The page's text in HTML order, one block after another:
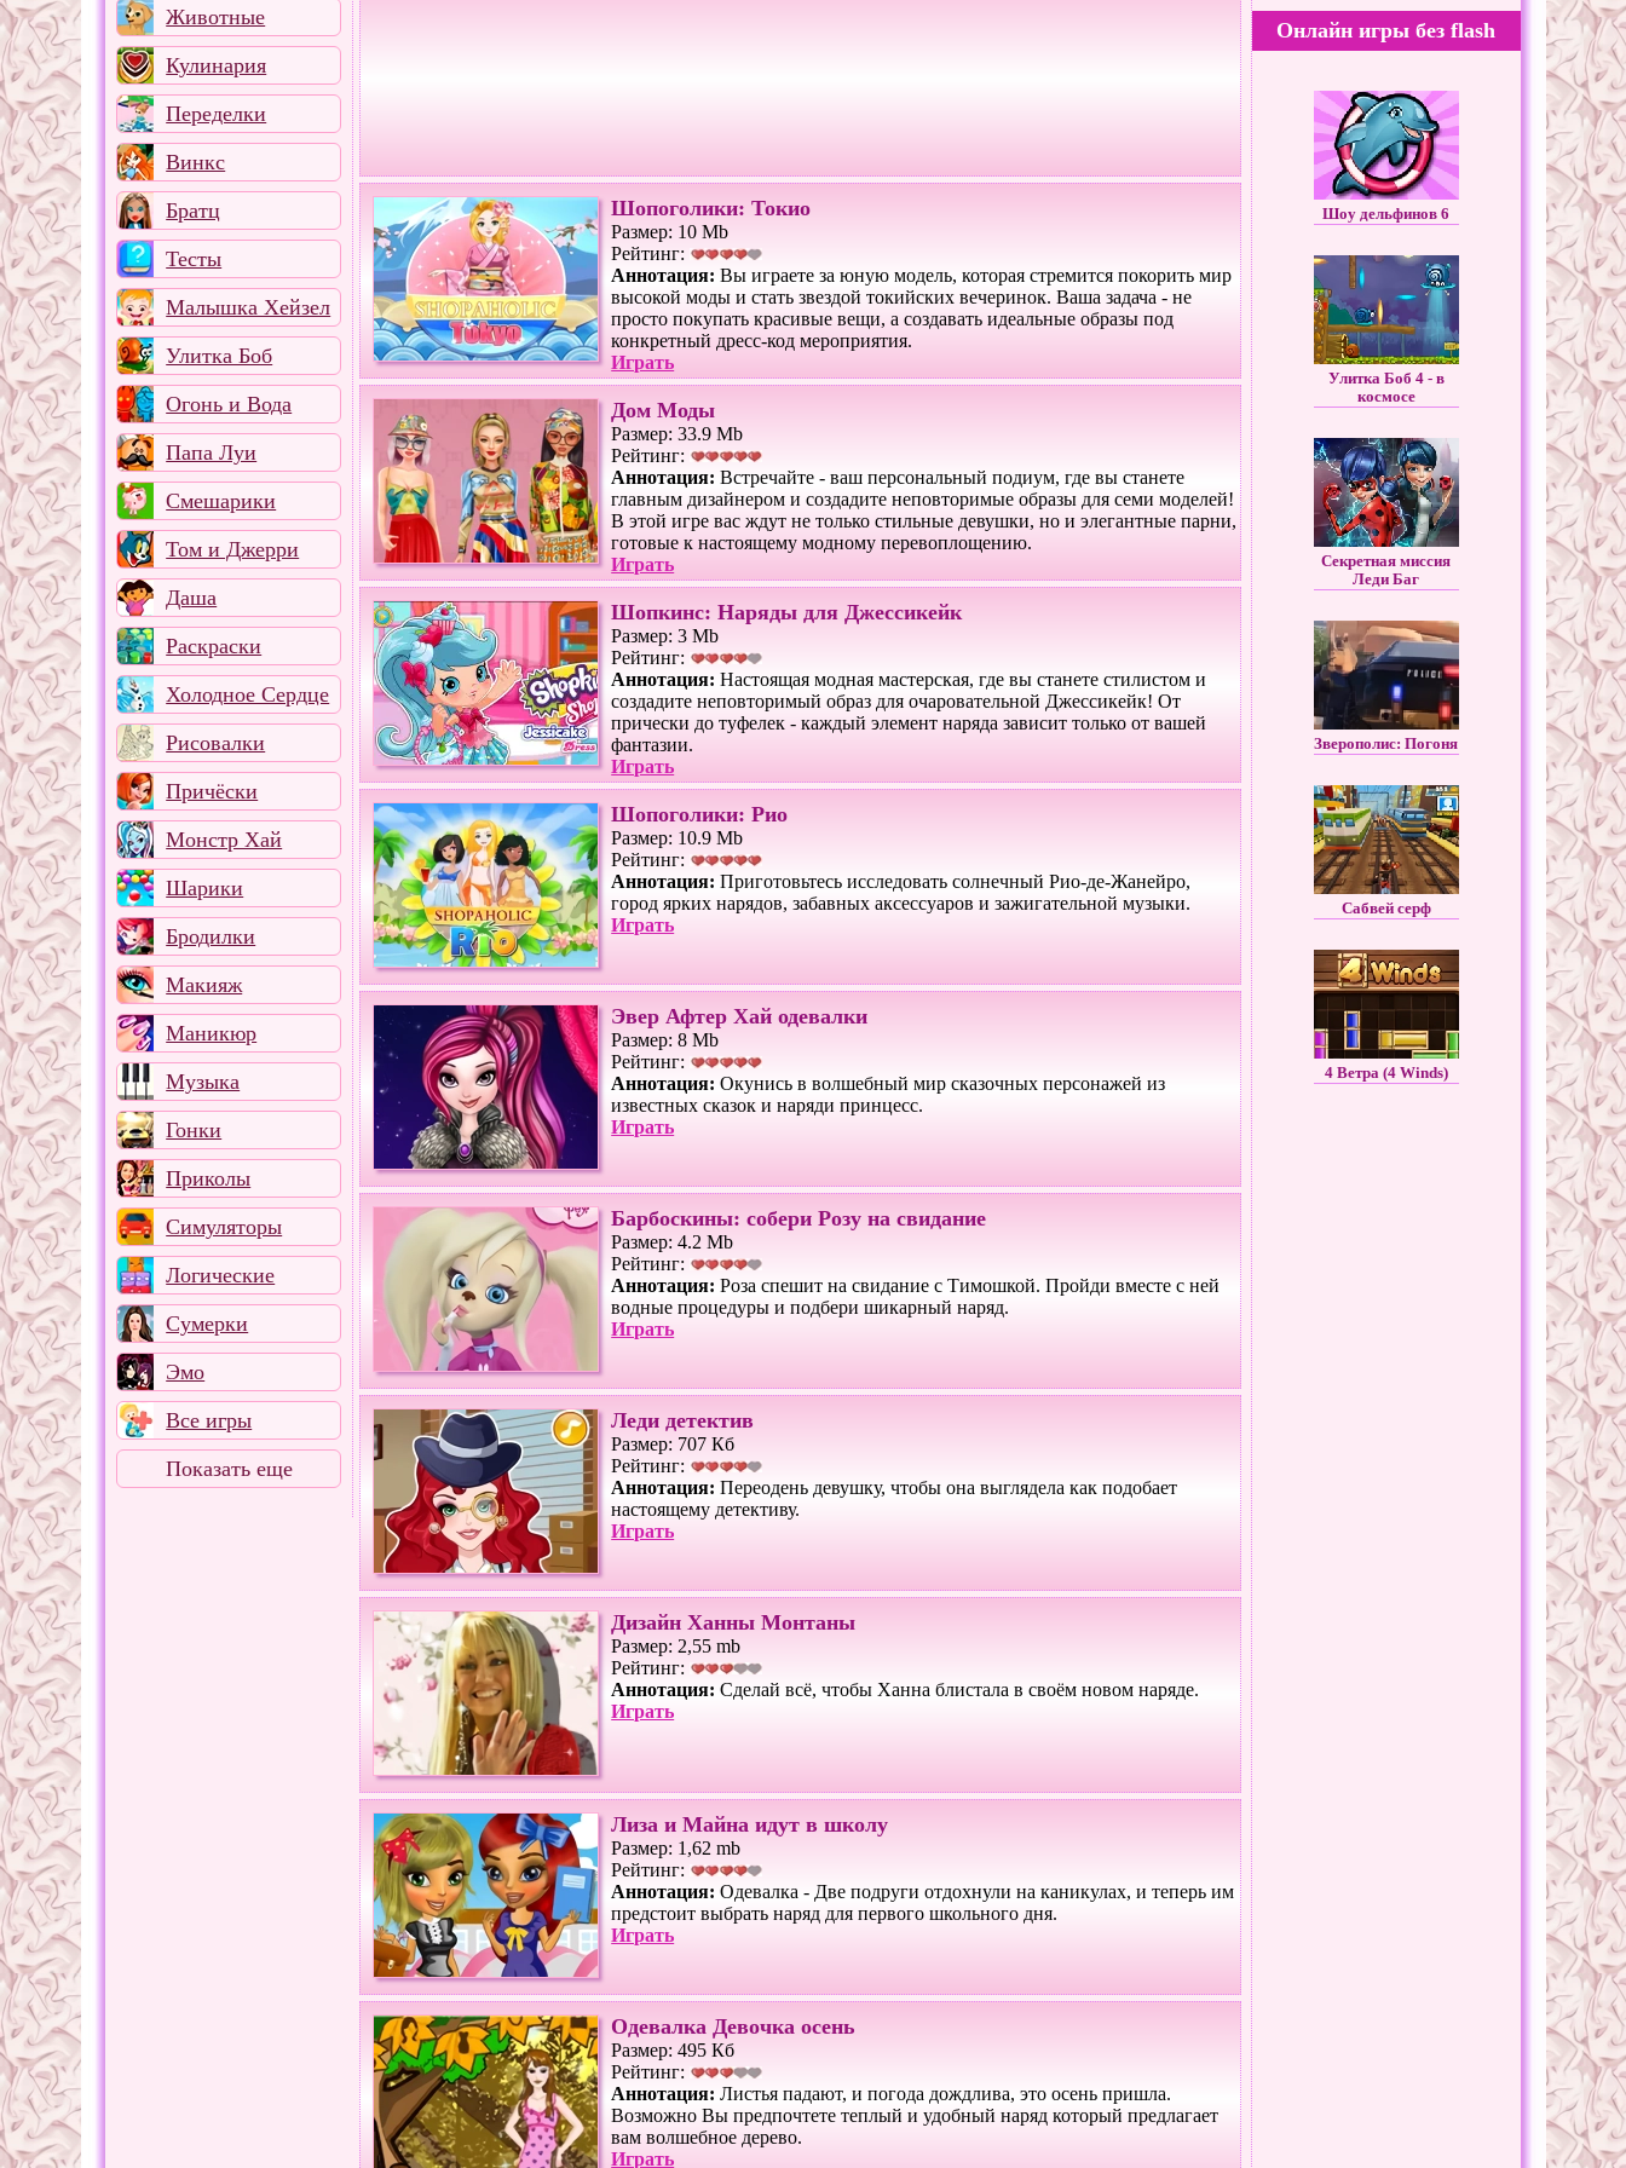
Животные
Кулинария
Переделки
Винкс
Братц
Тесты
Малышка Хейзел
Улитка Боб
Огонь и Вода
Папа Луи
Смешарики
Том и Джерри
Даша
Раскраски
Холодное Сердце
Рисовалки
Причёски
Монстр Хай
Шарики
Бродилки
Макияж
Маникюр
Музыка
Гонки
Приколы
Симуляторы
Логические
Сумерки
Эмо
Все игры
Показать еще
Шопоголики: Токио
Размер: 10 Mb
Рейтинг:
Аннотация: Вы играете за юную модель, которая стремится покорить мир
высокой моды и стать звездой токийских вечеринок. Ваша задача - не
просто покупать красивые вещи, а создавать идеальные образы под
конкретный дресс-код мероприятия.
Играть
Дом Моды
Размер: 33.9 Mb
Рейтинг:
Аннотация: Встречайте - ваш персональный подиум, где вы станете
главным дизайнером и создадите неповторимые образы для семи моделей!
В этой игре вас ждут не только стильные девушки, но и элегантные парни,
готовые к настоящему модному перевоплощению.
Играть
Шопкинс: Наряды для Джессикейк
Размер: 3 Mb
Рейтинг:
Аннотация: Настоящая модная мастерская, где вы станете стилистом и
создадите неповторимый образ для очаровательной Джессикейк! От
прически до туфелек - каждый элемент наряда зависит только от вашей
фантазии.
Играть
Шопоголики: Рио
Размер: 10.9 Mb
Рейтинг:
Аннотация: Приготовьтесь исследовать солнечный Рио-де-Жанейро,
город ярких нарядов, забавных аксессуаров и зажигательной музыки.
Играть
Эвер Афтер Хай одевалки
Размер: 8 Mb
Рейтинг:
Аннотация: Окунись в волшебный мир сказочных персонажей из
известных сказок и наряди принцесс.
Играть
Барбоскины: собери Розу на свидание
Размер: 4.2 Mb
Рейтинг:
Аннотация: Роза спешит на свидание с Тимошкой. Пройди вместе с ней
водные процедуры и подбери шикарный наряд.
Играть
Леди детектив
Размер: 707 Кб
Рейтинг:
Аннотация: Переодень девушку, чтобы она выглядела как подобает
настоящему детективу.
Играть
Дизайн Ханны Монтаны
Размер: 2,55 mb
Рейтинг:
Аннотация: Сделай всё, чтобы Ханна блистала в своём новом наряде.
Играть
Лиза и Майна идут в школу
Размер: 1,62 mb
Рейтинг:
Аннотация: Одевалка - Две подруги отдохнули на каникулах, и теперь им
предстоит выбрать наряд для первого школьного дня.
Играть
Одевалка Девочка осень
Размер: 495 Кб
Рейтинг:
Аннотация: Листья падают, и погода дождлива, это осень пришла.
Возможно Вы предпочтете теплый и удобный наряд который предлагает
вам волшебное дерево.
Играть
Онлайн игры без flash
Шоу дельфинов 6
Улитка Боб 4 - в
космосе
Секретная миссия
Леди Баг
Зверополис: Погоня
Cабвей серф
4 Ветра (4 Winds)